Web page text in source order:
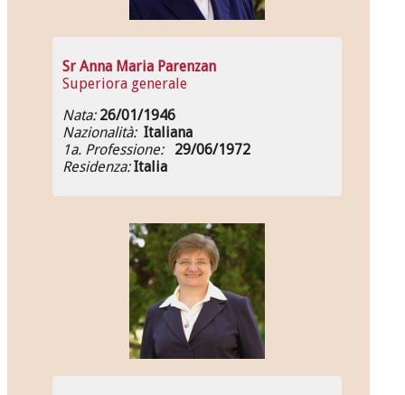
Sr Anna Maria Parenzan
Superiora generale
Nata:26/01/1946
Nazionalità: Italiana
1a. Professione:
29/06/1972
Residenza:Italia